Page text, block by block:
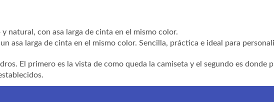
natural, con asa larga de cinta en el mismo color.
asa larga de cinta en el mismo color. Sencilla, práctica e ideal para
El primero es la vista de como queda la camiseta y el segundo es donde